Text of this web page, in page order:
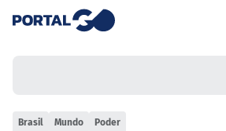
Brasil Mundo Poder